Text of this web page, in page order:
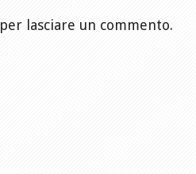
per lasciare un commento.